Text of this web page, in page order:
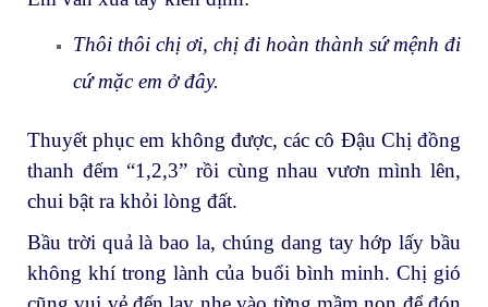
Thôi thôi chị ơi, chị đi hoàn thành sứ mệnh đi
cứ mặc em ở đây.
Thuyết phục em không được, các cô Đậu Chị đồng
thanh đếm “1,2,3” rồi cùng nhau vươn mình lên,
chui bật ra khỏi lòng đất.
Bầu trời quả là bao la, chúng dang tay hớp lấy bầu
không khí trong lành của buổi bình minh. Chị gió